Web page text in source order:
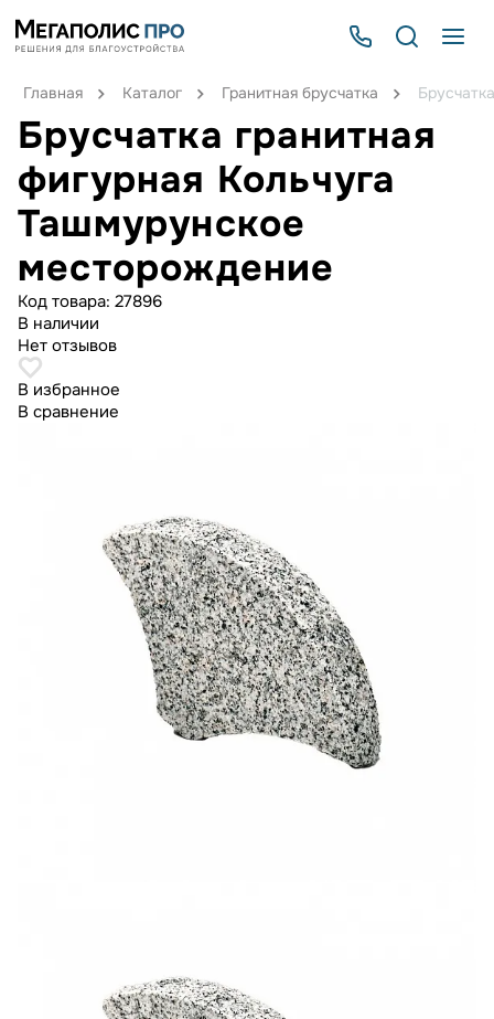
Главная Каталог Гранитная брусчатка
Брусчатка гранитная
фигурная Кольчуга
Ташмурунское
месторождение
Код товара: 27896
В наличии
Нет отзывов
В избранное
В сравнение